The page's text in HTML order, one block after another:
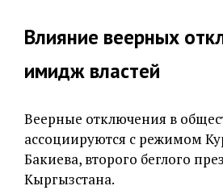
Влияние веерных
имидж властей
Веерные отключения в
ассоциируются с режимом
Бакиева, второго беглого
Кыргызстана.